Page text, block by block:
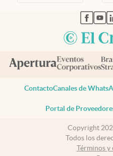
abre
ContactoCanales de
Portal de
Copyright
Todos los
Términos y